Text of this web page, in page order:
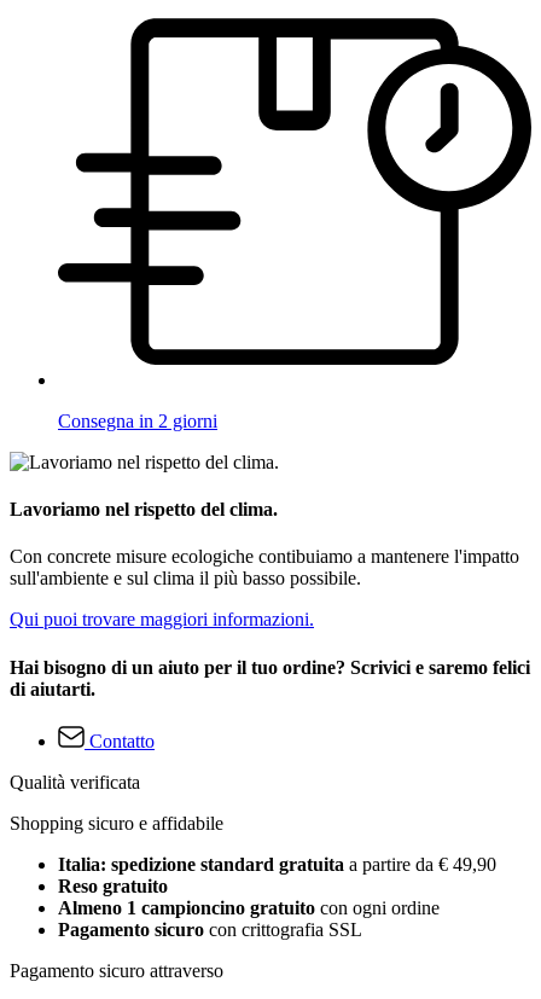
Consegna in 2 giorni
Lavoriamo nel rispetto del clima.
Con concrete misure ecologiche contibuiamo a mantenere l'impatto
sull'ambiente e sul clima il più basso possibile.
Qui puoi trovare maggiori informazioni.
Hai bisogno di un aiuto per il tuo ordine? Scrivici e saremo felici
di aiutarti.
Contatto
Qualità verificata
Shopping sicuro e affidabile
Italia: spedizione standard gratuita a partire da € 49,90
Reso gratuito
Almeno 1 campioncino gratuito con ogni ordine
Pagamento sicuro con crittografia SSL
Pagamento sicuro attraverso